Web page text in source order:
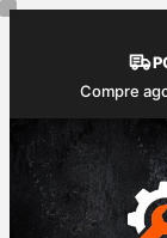
Saltar
conteúdo
Compre